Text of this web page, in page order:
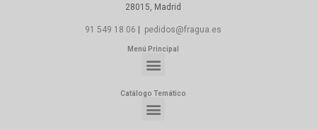
28015, Madrid
91 549 18 06 pedidos@fragua.es
Menú Principal
Catálogo Temático